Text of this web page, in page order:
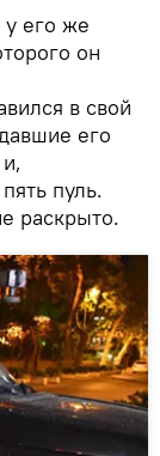
его же
он
в свой
его
пуль.
раскрыто.